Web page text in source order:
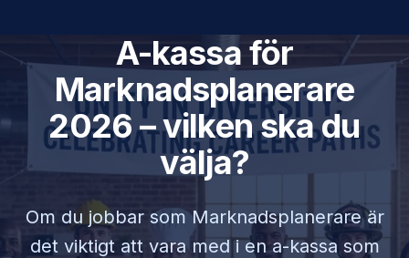
A-kassa för
Marknadsplanerare
2026 – vilken ska du
välja?
Om du jobbar somMarknadsplanerareär
det viktigt att vara med i en a-kassa som